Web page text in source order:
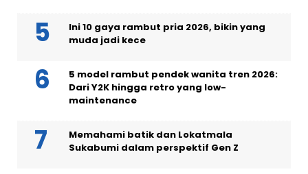
Ini 10 gaya rambut pria 2026, bikin yang
muda jadi kece
5 model rambut pendek wanita tren 2026:
Dari Y2K hingga retro yang low-
maintenance
Memahami batik dan Lokatmala
Sukabumi dalam perspektif Gen Z